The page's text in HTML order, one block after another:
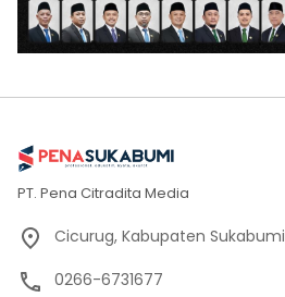
PT. Pena Citradita Media
Cicurug, Kabupaten Sukabumi
0266-6731677